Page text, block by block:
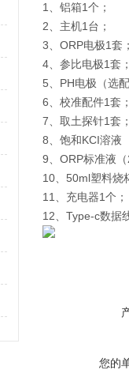
1、铝箱1个；
2、主机1台；
3、ORP电极1
4、参比电极1套
5、PH电极（选
6、校准配件1套
7、取土探针1套
8、饱和KCI溶
9、ORP标准液
10、50ml塑料
11、充电器1个
12、Type-c数据
您的